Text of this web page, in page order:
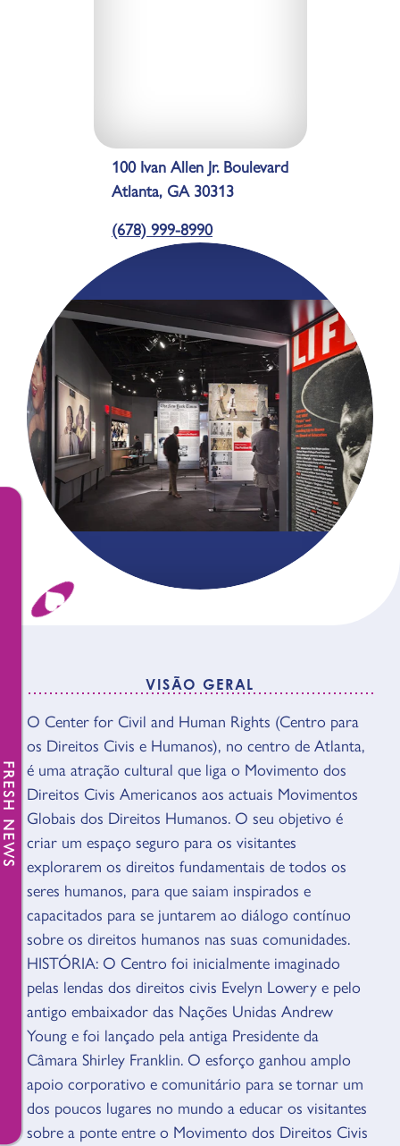
100 Ivan Allen Jr. Boulevard
Atlanta, GA 30313
(678) 999-8990
VISÃO GERAL
VISÃO GERAL
O Center for Civil and Human Rights (Centro para
os Direitos Civis e Humanos), no centro de Atlanta,
é uma atração cultural que liga o Movimento dos
Direitos Civis Americanos aos actuais Movimentos
Globais dos Direitos Humanos. O seu objetivo é
criar um espaço seguro para os visitantes
explorarem os direitos fundamentais de todos os
seres humanos, para que saiam inspirados e
capacitados para se juntarem ao diálogo contínuo
sobre os direitos humanos nas suas comunidades.
HISTÓRIA: O Centro foi inicialmente imaginado
pelas lendas dos direitos civis Evelyn Lowery e pelo
antigo embaixador das Nações Unidas Andrew
Young e foi lançado pela antiga Presidente da
Câmara Shirley Franklin. O esforço ganhou amplo
apoio corporativo e comunitário para se tornar um
dos poucos lugares no mundo a educar os visitantes
sobre a ponte entre o Movimento dos Direitos Civis
FRESH NEWS